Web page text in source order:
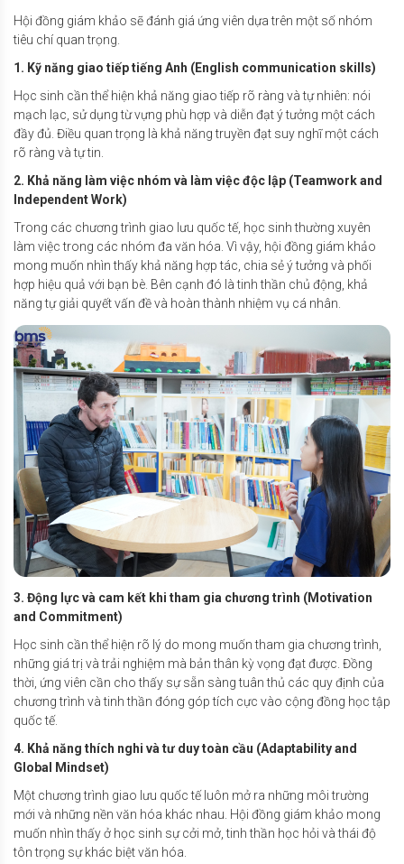
Hội đồng giám khảo sẽ đánh giá ứng viên dựa trên một số nhóm
tiêu chí quan trọng.
1. Kỹ năng giao tiếp tiếng Anh (English communication skills)
Học sinh cần thể hiện khả năng giao tiếp rõ ràng và tự nhiên: nói
mạch lạc, sử dụng từ vựng phù hợp và diễn đạt ý tưởng một cách
đầy đủ. Điều quan trọng là khả năng truyền đạt suy nghĩ một cách
rõ ràng và tự tin.
2. Khả năng làm việc nhóm và làm việc độc lập (Teamwork and
Independent Work)
Trong các chương trình giao lưu quốc tế, học sinh thường xuyên
làm việc trong các nhóm đa văn hóa. Vì vậy, hội đồng giám khảo
mong muốn nhìn thấy khả năng hợp tác, chia sẻ ý tưởng và phối
hợp hiệu quả với bạn bè. Bên cạnh đó là tinh thần chủ động, khả
năng tự giải quyết vấn đề và hoàn thành nhiệm vụ cá nhân.
3. Động lực và cam kết khi tham gia chương trình (Motivation
and Commitment)
Học sinh cần thể hiện rõ lý do mong muốn tham gia chương trình,
những giá trị và trải nghiệm mà bản thân kỳ vọng đạt được. Đồng
thời, ứng viên cần cho thấy sự sẵn sàng tuân thủ các quy định của
chương trình và tinh thần đóng góp tích cực vào cộng đồng học tập
quốc tế.
4. Khả năng thích nghi và tư duy toàn cầu (Adaptability and
Global Mindset)
Một chương trình giao lưu quốc tế luôn mở ra những môi trường
mới và những nền văn hóa khác nhau. Hội đồng giám khảo mong
muốn nhìn thấy ở học sinh sự cởi mở, tinh thần học hỏi và thái độ
tôn trọng sự khác biệt văn hóa.